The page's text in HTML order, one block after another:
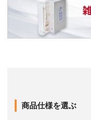
商品仕様を選ぶ